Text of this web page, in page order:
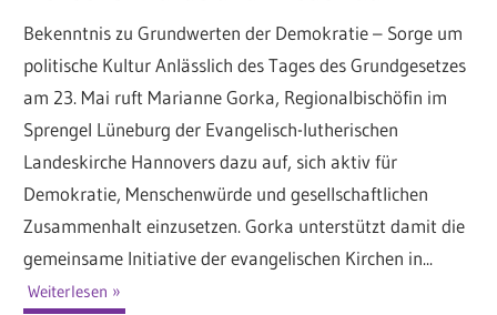
Bekenntnis zu Grundwerten der Demokratie – Sorge um
politische Kultur Anlässlich des Tages des Grundgesetzes
am 23. Mai ruft Marianne Gorka, Regionalbischöfin im
Sprengel Lüneburg der Evangelisch-lutherischen
Landeskirche Hannovers dazu auf, sich aktiv für
Demokratie, Menschenwürde und gesellschaftlichen
Zusammenhalt einzusetzen. Gorka unterstützt damit die
gemeinsame Initiative der evangelischen Kirchen in...
Weiterlesen